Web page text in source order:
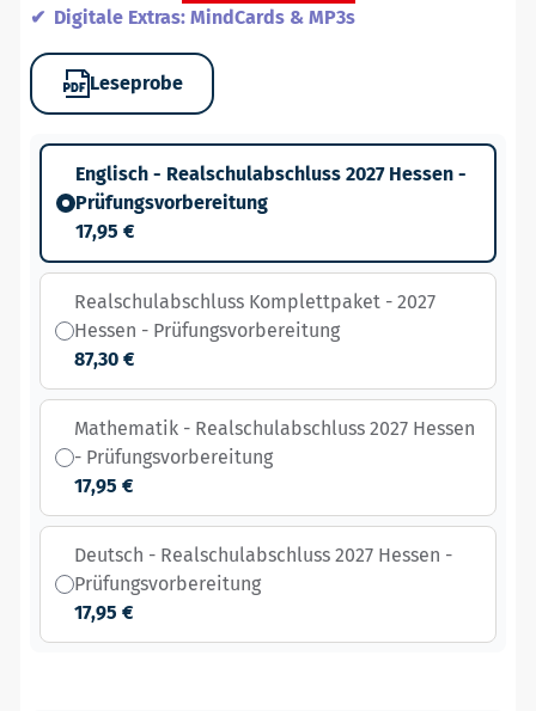
Digitale Extras: MindCards & MP3s
Leseprobe
Englisch - Realschulabschluss 2027 Hessen -
Prüfungsvorbereitung
17,95 €
Realschulabschluss Komplettpaket - 2027
Hessen - Prüfungsvorbereitung
87,30 €
Mathematik - Realschulabschluss 2027 Hessen
- Prüfungsvorbereitung
17,95 €
Deutsch - Realschulabschluss 2027 Hessen -
Prüfungsvorbereitung
17,95 €